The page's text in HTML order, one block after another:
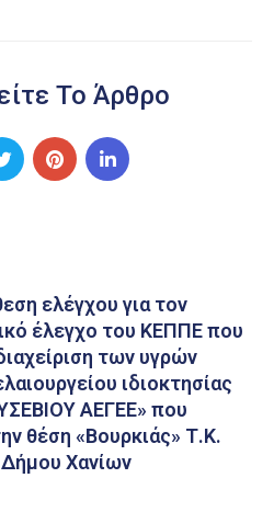
Το Άρθρο
ελέγχου για τον
έλεγχο του ΚΕΠΠΕ που
των υγρών
ιδιοκτησίας
ΑΕΓΕΕ» που
θέση «Βουρκιάς» Τ.Κ.
Χανίων